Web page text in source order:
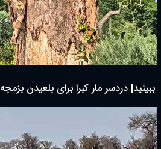
ببینید| دردسر مار کبرا برای بلعیدن بزمجه